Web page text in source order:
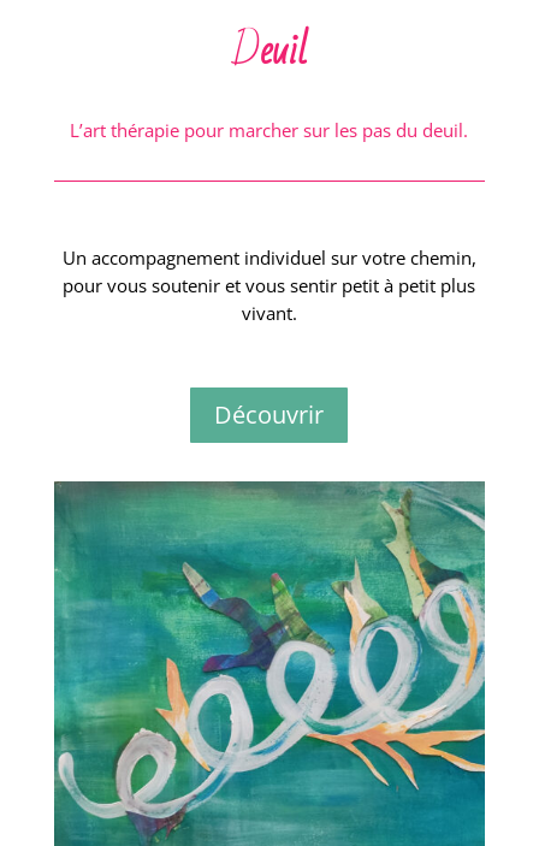
Deuil
L’art thérapie pour marcher sur les pas du deuil.
Un accompagnement individuel sur votre chemin,
pour vous soutenir et vous sentir petit à petit plus
vivant.
Découvrir